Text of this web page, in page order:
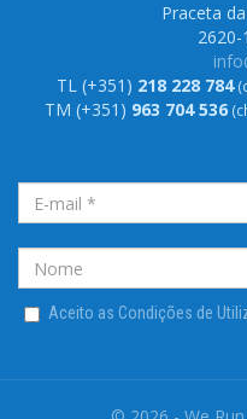
Praceta
2620-
TL (+351) 218 228 784
TM (+351) 963 704 536
Aceito as Condições de